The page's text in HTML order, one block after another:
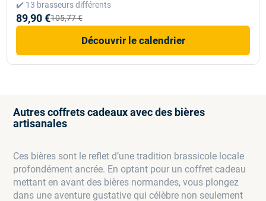
✔️ 13 brasseurs différents
89,90 €105,77 €
Découvrir le calendrier
Autres coffrets cadeaux avec des bières
artisanales
Ces bières sont le reflet d’une tradition brassicole locale
profondément ancrée. En optant pour un coffret cadeau
mettant en avant des bières normandes, vous plongez
dans une aventure gustative qui célèbre non seulement